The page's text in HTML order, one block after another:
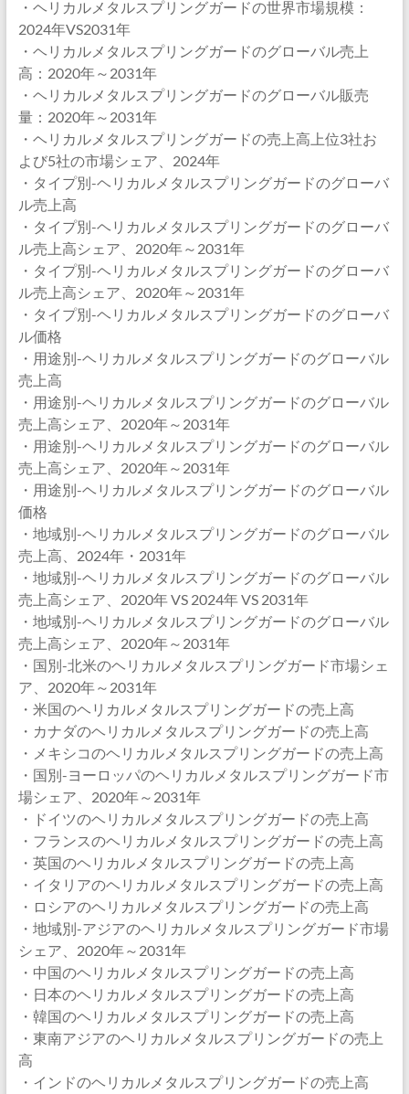
・ヘリカルメタルスプリングガードの世界市場規模：
2024年VS2031年
・ヘリカルメタルスプリングガードのグローバル売上
高：2020年～2031年
・ヘリカルメタルスプリングガードのグローバル販売
量：2020年～2031年
・ヘリカルメタルスプリングガードの売上高上位3社お
よび5社の市場シェア、2024年
・タイプ別-ヘリカルメタルスプリングガードのグローバ
ル売上高
・タイプ別-ヘリカルメタルスプリングガードのグローバ
ル売上高シェア、2020年～2031年
・タイプ別-ヘリカルメタルスプリングガードのグローバ
ル売上高シェア、2020年～2031年
・タイプ別-ヘリカルメタルスプリングガードのグローバ
ル価格
・用途別-ヘリカルメタルスプリングガードのグローバル
売上高
・用途別-ヘリカルメタルスプリングガードのグローバル
売上高シェア、2020年～2031年
・用途別-ヘリカルメタルスプリングガードのグローバル
売上高シェア、2020年～2031年
・用途別-ヘリカルメタルスプリングガードのグローバル
価格
・地域別-ヘリカルメタルスプリングガードのグローバル
売上高、2024年・2031年
・地域別-ヘリカルメタルスプリングガードのグローバル
売上高シェア、2020年 VS 2024年 VS 2031年
・地域別-ヘリカルメタルスプリングガードのグローバル
売上高シェア、2020年～2031年
・国別-北米のヘリカルメタルスプリングガード市場シェ
ア、2020年～2031年
・米国のヘリカルメタルスプリングガードの売上高
・カナダのヘリカルメタルスプリングガードの売上高
・メキシコのヘリカルメタルスプリングガードの売上高
・国別-ヨーロッパのヘリカルメタルスプリングガード市
場シェア、2020年～2031年
・ドイツのヘリカルメタルスプリングガードの売上高
・フランスのヘリカルメタルスプリングガードの売上高
・英国のヘリカルメタルスプリングガードの売上高
・イタリアのヘリカルメタルスプリングガードの売上高
・ロシアのヘリカルメタルスプリングガードの売上高
・地域別-アジアのヘリカルメタルスプリングガード市場
シェア、2020年～2031年
・中国のヘリカルメタルスプリングガードの売上高
・日本のヘリカルメタルスプリングガードの売上高
・韓国のヘリカルメタルスプリングガードの売上高
・東南アジアのヘリカルメタルスプリングガードの売上
高
・インドのヘリカルメタルスプリングガードの売上高